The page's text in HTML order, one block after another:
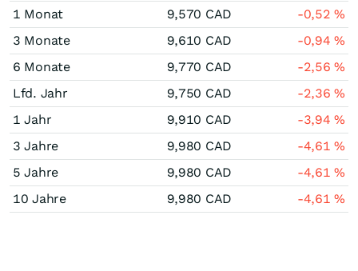
1 Monat
9,570 CAD -0,52%
3 Monate
9,610 CAD -0,94%
6 Monate
9,770 CAD -2,56%
Lfd. Jahr
9,750 CAD -2,36%
1 Jahr
9,910 CAD -3,94%
3 Jahre
9,980 CAD -4,61%
5 Jahre
9,980 CAD -4,61%
10 Jahre
9,980 CAD -4,61%